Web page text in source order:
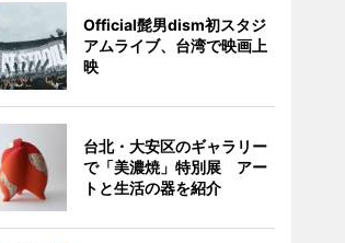
Official髭男dism初スタジ
アムライブ、台湾で映画上
映
台北・大安区のギャラリー
で「美濃焼」特別展 アー
トと生活の器を紹介